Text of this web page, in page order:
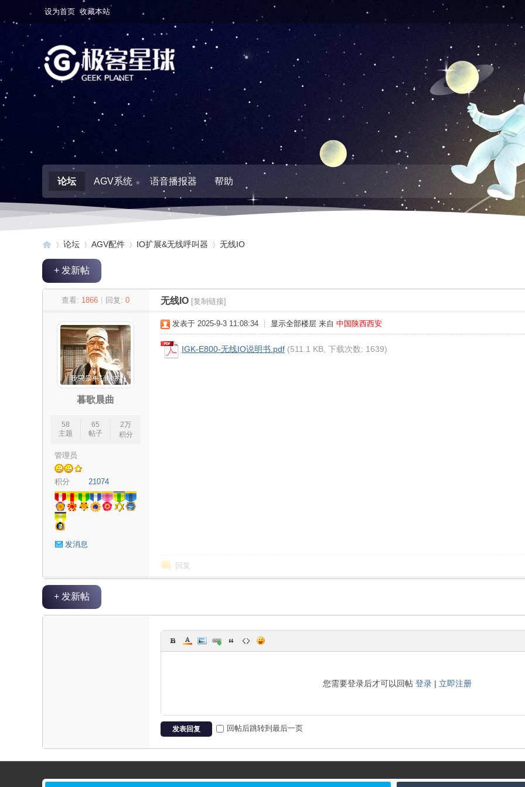
设为首页 收藏本站
论坛 AGV系统 语音播报器 帮助
论坛 AGV配件 IO扩展&无线呼叫器 无线IO
+ 发新帖
查看: 1866 回复: 0 无线IO [复制链接]
暮歌晨曲
58
主题
65
帖子
2万
积分
管理员
积分 21074
发消息
发表于 2025-9-3 11:08:34 显示全部楼层 来自 中国陕西西安
IGK-E800-无线IO说明书.pdf (511.1 KB, 下载次数: 1639)
回复
+ 发新帖
您需要登录后才可以回帖 登录| 立即注册
发表回复 回帖后跳转到最后一页